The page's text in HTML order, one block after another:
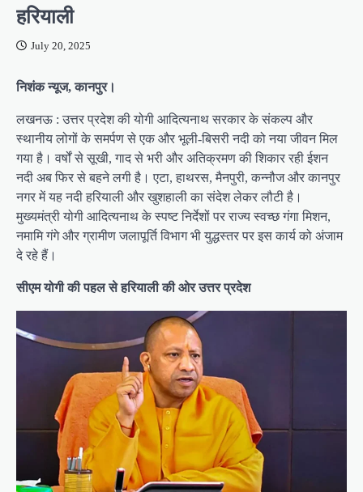
हरियाली
July 20, 2025
निशंक न्यूज, कानपुर।
लखनऊ : उत्तर प्रदेश की योगी आदित्यनाथ सरकार के संकल्प और
स्थानीय लोगों के समर्पण से एक और भूली-बिसरी नदी को नया जीवन मिल
गया है। वर्षों से सूखी, गाद से भरी और अतिक्रमण की शिकार रही ईशन
नदी अब फिर से बहने लगी है। एटा, हाथरस, मैनपुरी, कन्नौज और कानपुर
नगर में यह नदी हरियाली और खुशहाली का संदेश लेकर लौटी है।
मुख्यमंत्री योगी आदित्यनाथ के स्पष्ट निर्देशों पर राज्य स्वच्छ गंगा मिशन,
नमामि गंगे और ग्रामीण जलापूर्ति विभाग भी युद्धस्तर पर इस कार्य को अंजाम
दे रहे हैं।
सीएम योगी की पहल से हरियाली की ओर उत्तर प्रदेश